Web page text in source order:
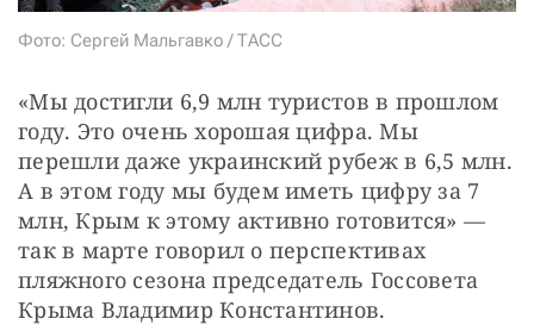
Фото: Сергей Мальгавко / ТАСС
«Мы достигли 6,9 млн туристов в прошлом
году. Это очень хорошая цифра. Мы
перешли даже украинский рубеж в 6,5 млн.
А в этом году мы будем иметь цифру за 7
млн, Крым к этому активно готовится» —
так в марте говорил о перспективах
пляжного сезона председатель Госсовета
Крыма Владимир Константинов.